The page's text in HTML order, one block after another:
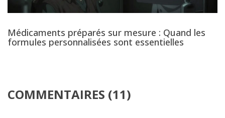
Médicaments préparés sur mesure : Quand les
formules personnalisées sont essentielles
COMMENTAIRES (11)